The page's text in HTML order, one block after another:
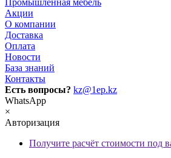
Промышленная мебель
Акции
О компании
Доставка
Оплата
Новости
База знаний
Контакты
Есть вопросы? kz@1ep.kz
WhatsApp
×
Авторизация
Получите расчёт стоимости под